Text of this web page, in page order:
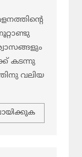
കടന്നു
വലിയ